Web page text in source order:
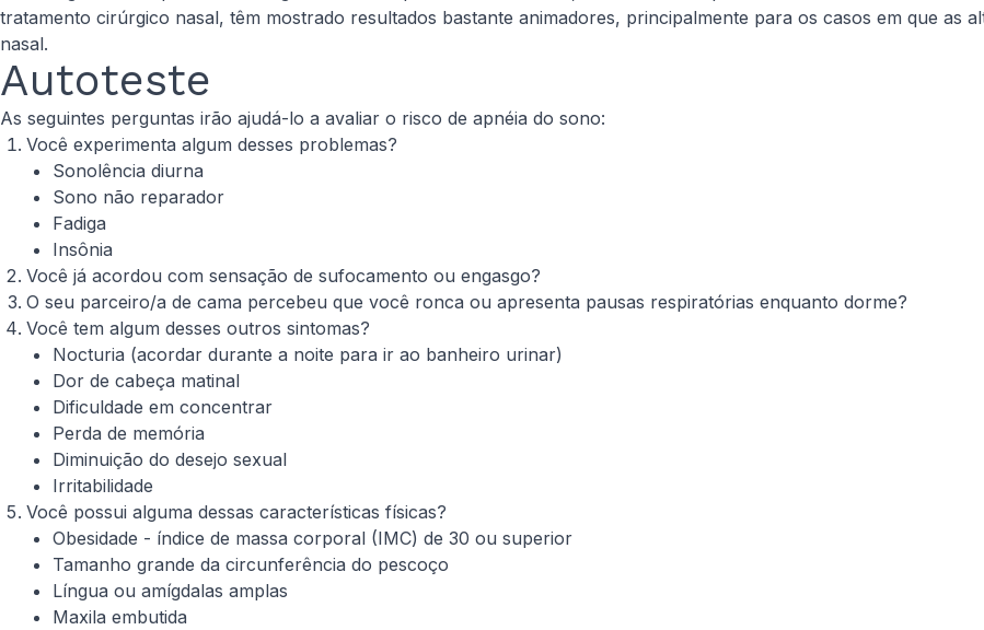
tratamento cirúrgico nasal, têm mostrado resultados bastante animadores, principalmente para os casos em que as
nasal.
Autoteste
As seguintes perguntas irão ajudá-lo a avaliar o risco de apnéia do sono:
Você experimenta algum desses problemas?
Sonolência diurna
Sono não reparador
Fadiga
Insônia
Você já acordou com sensação de sufocamento ou engasgo?
O seu parceiro/a de cama percebeu que você ronca ou apresenta pausas respiratórias enquanto dorme?
Você tem algum desses outros sintomas?
Nocturia (acordar durante a noite para ir ao banheiro urinar)
Dor de cabeça matinal
Dificuldade em concentrar
Perda de memória
Diminuição do desejo sexual
Irritabilidade
Você possui alguma dessas características físicas?
Obesidade - índice de massa corporal (IMC) de 30 ou superior
Tamanho grande da circunferência do pescoço
Língua ou amígdalas amplas
Maxila embutida